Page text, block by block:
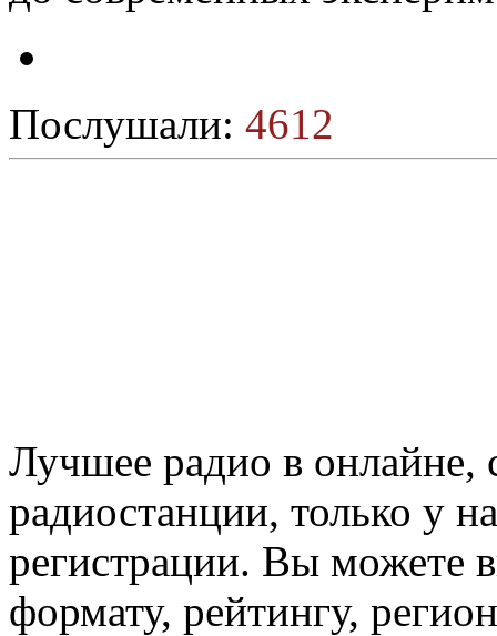
Послушали: 4612
Лучшее радио в онлайне,
радиостанции, только у
регистрации. Вы можете
формату, рейтингу,